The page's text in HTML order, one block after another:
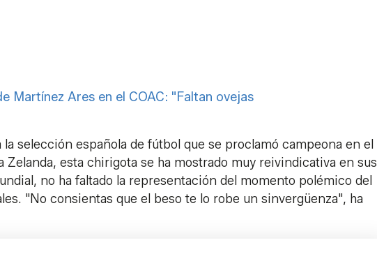
Martínez Ares en el COAC: "Faltan ovejas
selección española de fútbol que se proclamó campeona en el
esta chirigota se ha mostrado muy reivindicativa en sus
no ha faltado la representación del momento polémico del
"No consientas que el beso te lo robe un sinvergüenza", ha